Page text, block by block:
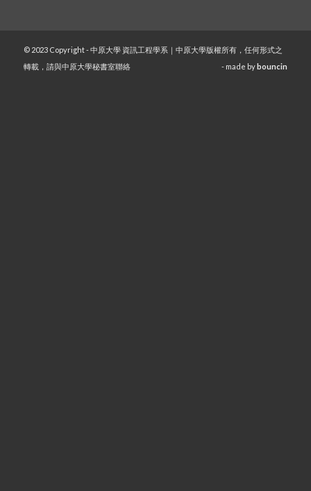
© 2023 Copyright - 中原大學 資訊工程學系｜中原大學版權所有，任何形式之
轉載，請與中原大學秘書室聯絡
- made by bouncin